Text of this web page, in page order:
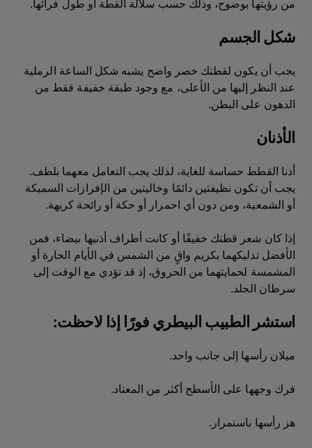
من رؤيتها بوضوح، وذلك حسب سلالة القطة أو طول فرائها.
شكل الجسم
يجب أن يكون لقطتك خصر واضح يشبه شكل الساعة الرملية
عند النظر إليها من الأعلى، مع وجود طبقة خفيفة فقط من
الدهون على البطن.
الأذنان
أذنا القطط حساسة للغاية، لذلك يجب التعامل معهما بلطف.
يجب أن تكون نظيفتين دائمًا وخاليتين من الإفرازات السميكة
أو الشمعية، ومن دون أي احمرار أو حكة أو رائحة كريهة.
إذا كان شعر قطتك خفيفًا أو كانت أطراف أذنيها بيضاء، فمن
الأفضل تدليكهما بكريم واقٍ من الشمس في الأيام الحارة أو
المشمسة لحمايتهما من الحروق، إذ قد تؤدي مع الوقت إلى
سرطان الجلد.
استشر الطبيب البيطري فورًا إذا لاحظت:
ميلان رأسها إلى جانب واحد.
فرك وجهها على الأسطح أكثر من المعتاد.
هز رأسها باستمرار.